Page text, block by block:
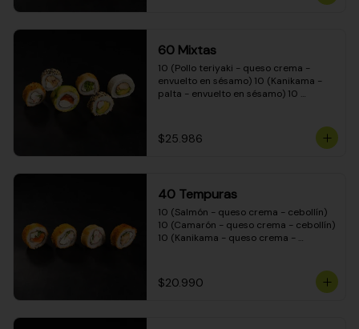
(Pimentón - queso crema - cebollín -
envuelto en masa tempura)
60 Mixtas
10 (Pollo teriyaki - queso crema -
envuelto en sésamo) 10 (Kanikama -
palta - envuelto en sésamo) 10
envuelto en queso crema) 10
(Camarón - queso crema - cebollín -
$25.986
40 Tempuras
10 (Salmón - queso crema - cebollín)
10 (Camarón - queso crema - cebollín)
10 (Kanikama - queso crema -
$20.990